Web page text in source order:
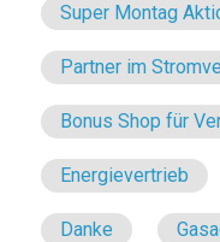
Super Montag
Partner im
Bonus Shop für
Energievertrieb
Danke